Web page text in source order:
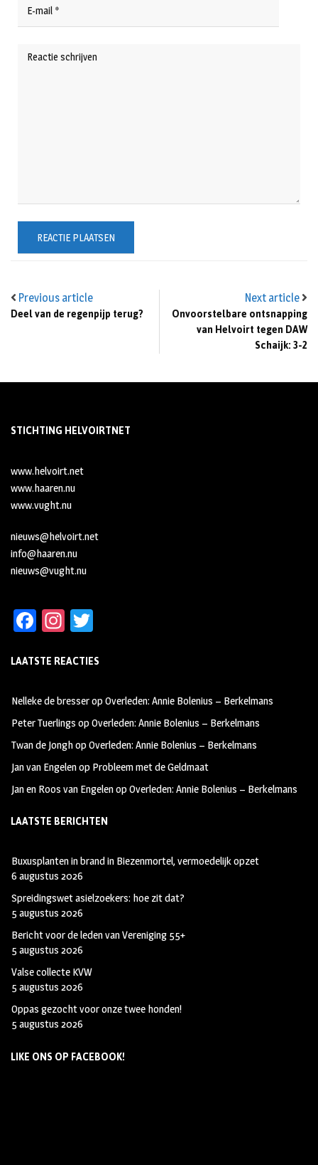
Previous article
Deel van de regenpijp terug?
Next article
Onvoorstelbare ontsnapping
van Helvoirt tegen DAW
Schaijk: 3-2
STICHTING HELVOIRTNET
www.helvoirt.net
www.haaren.nu
www.vught.nu
nieuws@helvoirt.net
info@haaren.nu
nieuws@vught.nu
Fa
b
oo
k
In
ag
m
tt
LAATSTE REACTIES
Nelleke de bresseropOverleden: Annie Bolenius – Berkelmans
Peter Tuerlings opOverleden: Annie Bolenius – Berkelmans
Twan de JonghopOverleden: Annie Bolenius – Berkelmans
Jan van Engelenop Probleem met de Geldmaat
Jan en Roos van EngelenopOverleden: Annie Bolenius – Berkelmans
LAATSTE BERICHTEN
Buxusplanten in brand in Biezenmortel, vermoedelijk opzet
6 augustus 2026
Spreidingswet asielzoekers: hoe zit dat?
5 augustus 2026
Bericht voor de leden van Vereniging 55+
5 augustus 2026
Valse collecte KVW
5 augustus 2026
Oppas gezocht voor onze twee honden!
5 augustus 2026
LIKE ONS OP FACEBOOK!